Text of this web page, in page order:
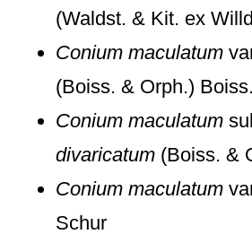
(Waldst. & Kit. ex
Conium maculatum
(Boiss. & Orph.) Boiss.
Conium maculatum
divaricatum (Boiss. &
Conium maculatum
Schur